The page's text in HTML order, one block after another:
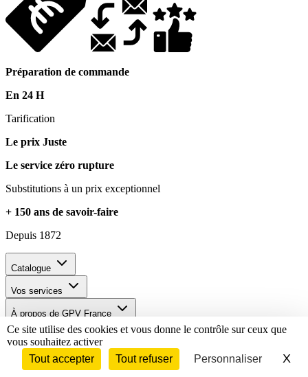
Ce site utilise des cookies et vous donne le contrôle sur ceux que
vous souhaitez activer
Tout accepter
Tout refuser Personnaliser X
Préparation de commande
En 24 H
Tarification
Le prix Juste
Le service zéro rupture
Substitutions à un prix exceptionnel
+ 150 ans de savoir-faire
Depuis 1872
Catalogue
Vos services
À propos de GPV France
Je personnalise